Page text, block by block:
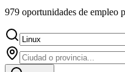
979 oportunidades de empleo